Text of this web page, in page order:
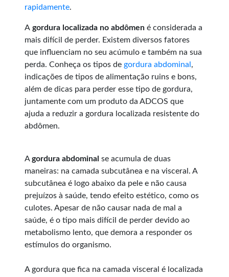
rapidamente.
A gordura localizada no abdômen é considerada a
mais difícil de perder. Existem diversos fatores
que influenciam no seu acúmulo e também na sua
perda. Conheça os tipos de gordura abdominal ,
indicações de tipos de alimentação ruins e bons,
além de dicas para perder esse tipo de gordura,
juntamente com um produto da ADCOS que
ajuda a reduzir a gordura localizada resistente do
abdômen.
Agordura abdominal se acumula de duas
maneiras: na camada subcutânea e na visceral. A
subcutânea é logo abaixo da pele e não causa
prejuízos à saúde, tendo efeito estético, como os
culotes. Apesar de não causar nada de mal a
saúde, é o tipo mais difícil de perder devido ao
metabolismo lento, que demora a responder os
estímulos do organismo.
A gordura que fica na camada visceral é localizada